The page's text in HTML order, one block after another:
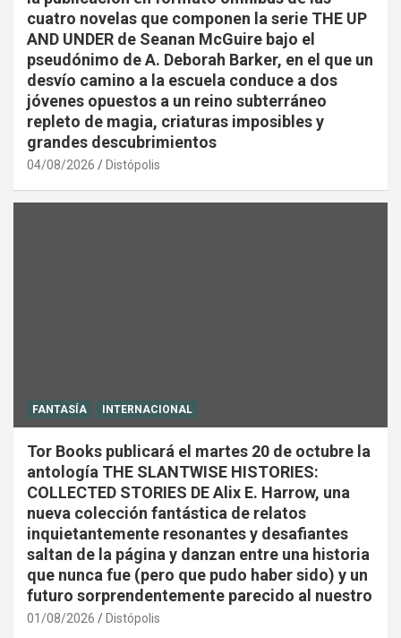
cuatro novelas que componen la serie THE UP
AND UNDER de Seanan McGuire bajo el
pseudónimo de A. Deborah Barker, en el que un
desvío camino a la escuela conduce a dos
jóvenes opuestos a un reino subterráneo
repleto de magia, criaturas imposibles y
grandes descubrimientos
04/08/2026 Distópolis
FANTASÍA INTERNACIONAL
Tor Books publicará el martes 20 de octubre la
antología THE SLANTWISE HISTORIES:
COLLECTED STORIES DE Alix E. Harrow, una
nueva colección fantástica de relatos
inquietantemente resonantes y desafiantes
saltan de la página y danzan entre una historia
que nunca fue (pero que pudo haber sido) y un
futuro sorprendentemente parecido al nuestro
01/08/2026 Distópolis